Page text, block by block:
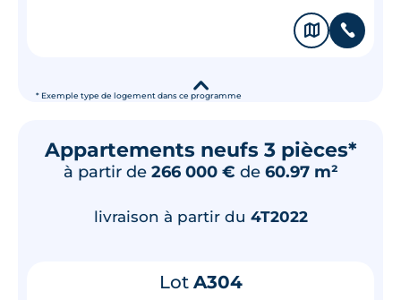
* Exemple type de logement dans ce programme
🗞 📞
▾
Appartements neufs 3 pièces*
à partir de 266 000 € de 60.97 m²
livraison à partir du 4T2022
Lot A304